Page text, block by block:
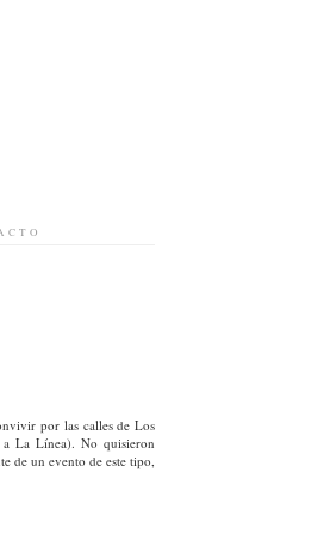
por las calles de Los
a La Línea). No quisieron
de un evento de este tipo,